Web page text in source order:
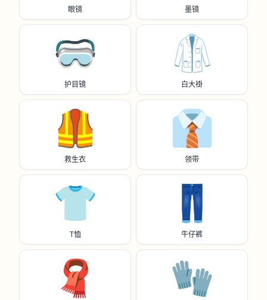
眼镜 墨镜
🥽
护目镜
🥼
白大褂
🦺
救生衣
👔
领带
👕
T恤
👖
牛仔裤
🧣 🧤